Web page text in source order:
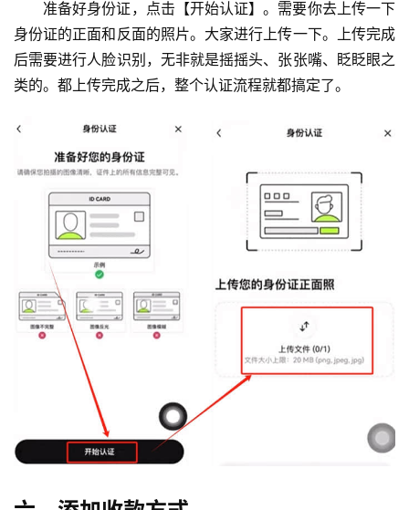
准备好身份证，点击【开始认证】。需要你去上传一下
身份证的正面和反面的照片。大家进行上传一下。上传完成
后需要进行人脸识别，无非就是摇摇头、张张嘴、眨眨眼之
类的。都上传完成之后，整个认证流程就都搞定了。